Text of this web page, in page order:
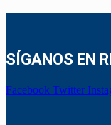
SÍGANOS EN
Facebook Twitter